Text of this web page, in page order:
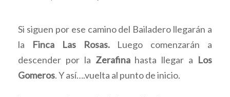
Si siguen por ese camino del Bailadero llegarán a
la Finca Las Rosas.Luego comenzarán a
descender por la Zerafinahasta llegar a Los
Gomeros. Y así….vuelta al punto de inicio.